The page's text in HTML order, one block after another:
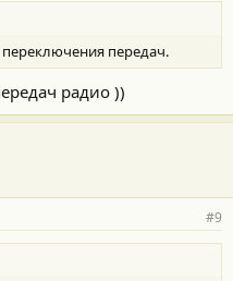
переключения передач.
радио ))
#9